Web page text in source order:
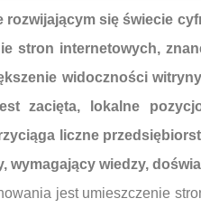
rozwijającym się świecie
stron internetowych,
widoczności
zacięta, lokalne
liczne
wymagający wiedzy,
jest umieszczenie